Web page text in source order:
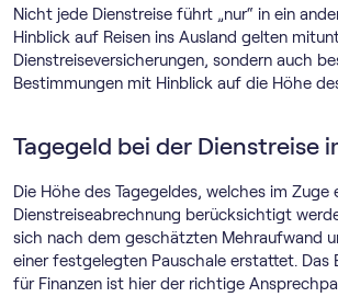
Nicht jede Dienstreise führt „nur“ in ein
Hinblick auf Reisen ins Ausland gelten
Dienstreiseversicherungen, sondern auch
Bestimmungen mit Hinblick auf die Höhe
Tagegeld bei der Dienstreise
Die Höhe des Tagegeldes, welches im Zuge
Dienstreiseabrechnung berücksichtigt
sich nach dem geschätzten Mehraufwand
einer festgelegten Pauschale erstattet. Das
für Finanzen ist hier der richtige